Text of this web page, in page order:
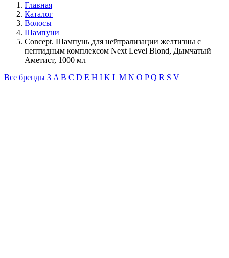
Главная
Каталог
Волосы
Шампуни
Concept. Шампунь для нейтрализации желтизны с
пептидным комплексом Next Level Blond, Дымчатый
Аметист, 1000 мл
Все бренды 3 A B C D E H I K L M N O P Q R S V